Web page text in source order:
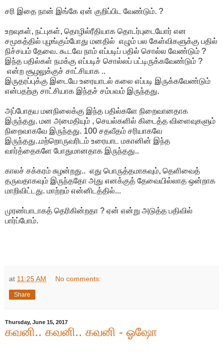
சரி இதை நான் இங்கே ஏன் குறிப்பிட வேண்டும். ?
உறவுகள், நட்புகள், தொழில்ரீதியாக தொடர்புடையோர் என
சமூகத்தில் புழங்கும்போது மனதில் எழும் பல கேள்விகளுக்கு பதில்
நிச்சயம் தேவை. கூடவே நாம் எப்படிப் பதில் சொல்ல வேண்டும் ?
இந்த பதில்கள் நமக்கு எப்படிச் சொல்லப் பட்டிருக்கவேண்டும் ?
என்ற சூழலுக்குச் சாட்சியாக ..
இருதரப்புக்கு இடையே உரையாடல் கலை எப்படி இருக்கவேண்டும்
என்பதற்கு சாட்சியாக இந்தச் சம்பவம் இருந்தது.
அப்போதய மனநிலைக்கு இந்த பதில்களே நிறைவானதாக
இருந்தது. மன அமைதியும் , செயல்களில் கிடைத்த விளைவுகளும்
நிறைவாகவே இருந்தது. 100 சதவீதம் சரியாகவே
இருந்தது..மற்றொருவரிடம் உரையாட மகானின் இந்த
வார்த்தைகளே போதுமானதாக இருந்தது..
காலச் சக்கரம் சுழன்றது.. எது பொருத்தமாகவும், தெளிவைத்
தருவதாகவும் இருந்ததோ அது எனக்குத் தேவையில்லாத ஒன்றாக
மாறிவிட்டது. மாற்றம் என்னிடத்தில்...
முரண்பாடாகத் தெரிகின்றதா ? ஏன் என்று அடுத்த பதிவில்
பார்ப்போம்.
at 11:25 AM No comments:
Share
Thursday, June 15, 2017
கவனி.. கவனி.. கவனி - ஓஷோ